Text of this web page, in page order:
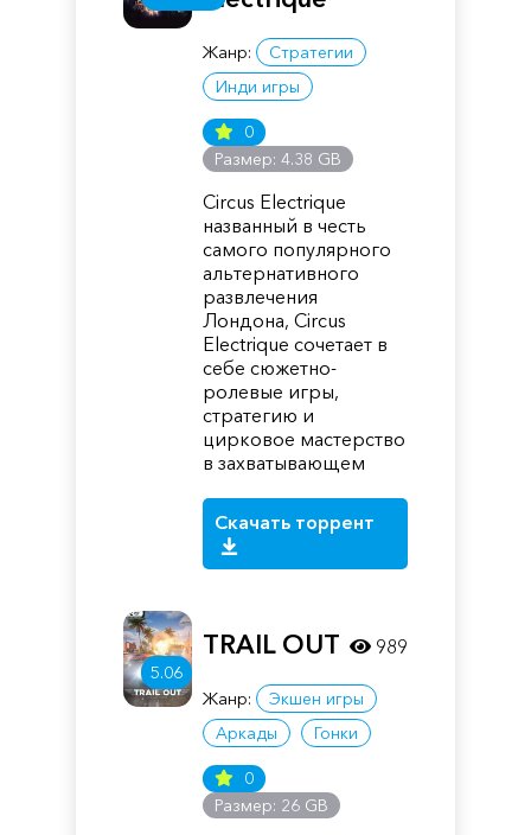
Жанр:
Стратегии
Инди игры
0
Размер: 4.38 GB
Circus Electrique
названный в честь
самого популярного
альтернативного
развлечения
Лондона, Circus
Electrique сочетает в
себе сюжетно-
ролевые игры,
стратегию и
цирковое мастерство
в захватывающем
Скачать торрент
5.06
TRAIL OUT
Жанр:
Экшен игры
Аркады
Гонки
0
Размер: 26 GB
989